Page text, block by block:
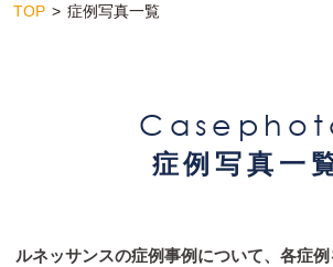
TOP 症例写真一覧
症例写真一
ルネッサンスの症例事例について、各症